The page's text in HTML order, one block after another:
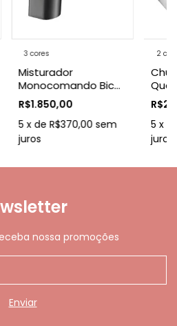
3 cores
Misturador
Monocomando Bica
Baixa Palladium
Codda
R$1.850,00
5 x de R$370,00 sem
juros
2
5 x
juros
nossa promoções